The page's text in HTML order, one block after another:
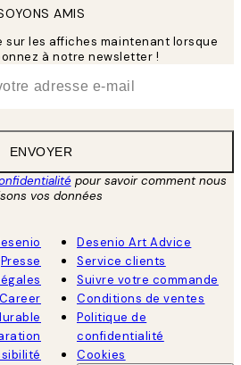
AMIS
sur les affiches maintenant lorsque
à notre newsletter !
ENVOYER
pour savoir comment nous
vos données
Presse
Career
Desenio Art Advice
Service clients
Suivre votre commande
Conditions de ventes
Politique de
confidentialité
Cookies